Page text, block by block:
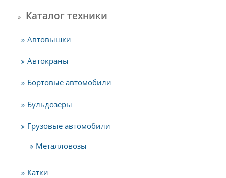
Каталог техники
Автовышки
Автокраны
Бортовые автомобили
Бульдозеры
Грузовые автомобили
Металловозы
Катки